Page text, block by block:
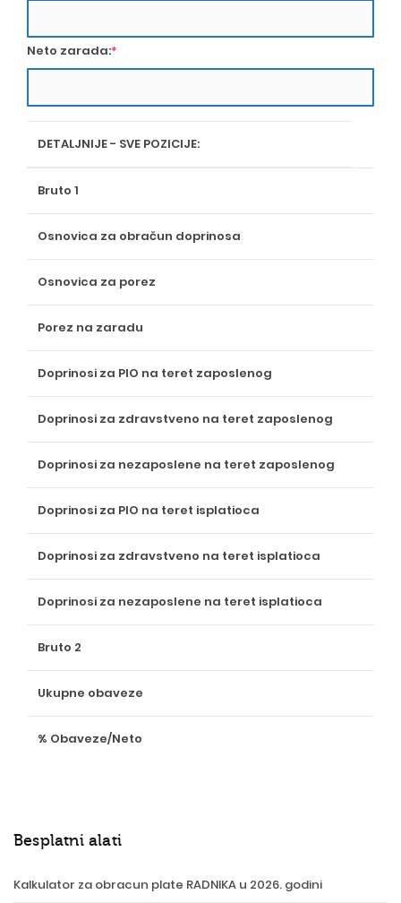
Neto zarada:*
DETALJNIJE - SVE POZICIJE:
Bruto 1
Osnovica za obračun doprinosa
Osnovica za porez
Porez na zaradu
Doprinosi za PIO na teret zaposlenog
Doprinosi za zdravstveno na teret zaposlenog
Doprinosi za nezaposlene na teret zaposlenog
Doprinosi za PIO na teret isplatioca
Doprinosi za zdravstveno na teret isplatioca
Doprinosi za nezaposlene na teret isplatioca
Bruto 2
Ukupne obaveze
% Obaveze/Neto
Besplatni alati
Kalkulator za obracun plate RADNIKA u 2026. godini